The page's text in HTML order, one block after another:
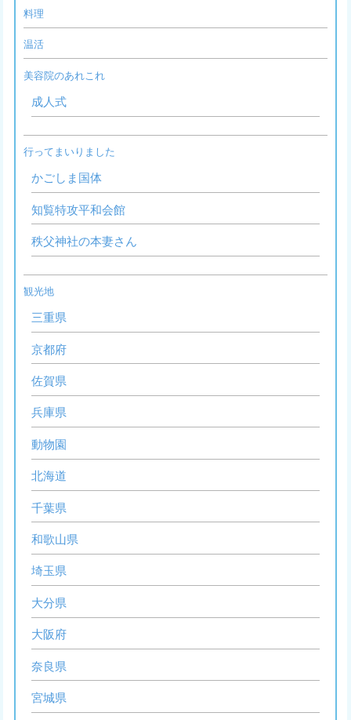
料理
温活
美容院のあれこれ
成人式
行ってまいりました
かごしま国体
知覧特攻平和会館
秩父神社の本妻さん
観光地
三重県
京都府
佐賀県
兵庫県
動物園
北海道
千葉県
和歌山県
埼玉県
大分県
大阪府
奈良県
宮城県